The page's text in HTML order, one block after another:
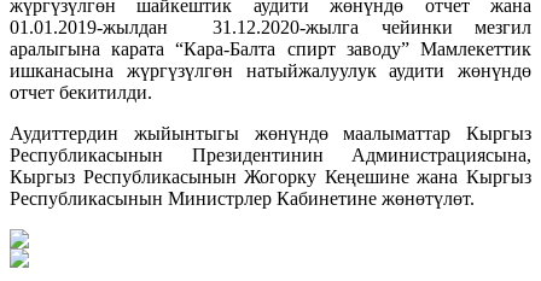
жүргүзүлгөн шайкештик аудити жөнүндө отчет жана
01.01.2019-жылдан 31.12.2020-жылга чейинки мезгил
аралыгына карата “Кара-Балта спирт заводу” Мамлекеттик
ишканасына жүргүзүлгөн натыйжалуулук аудити жөнүндө
отчет бекитилди.
Аудиттердин жыйынтыгы жөнүндө маалыматтар Кыргыз
Республикасынын Президентинин Администрациясына,
Кыргыз Республикасынын Жогорку Кеңешине жана Кыргыз
Республикасынын Министрлер Кабинетине жөнөтүлөт.